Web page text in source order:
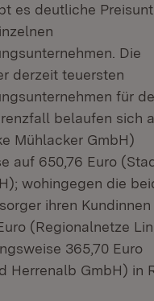
es deutliche
Die
derzeit teuersten
für
belaufen sich
Mühlacker GmbH)
auf 650,76 Euro
wohingegen die
ihren Kundinnen
(Regionalnetze
365,70 Euro
Herrenalb GmbH) in